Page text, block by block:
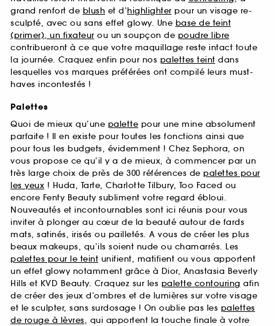
grand renfort de blush et d’highlighter pour un visage re-
sculpté, avec ou sans effet glowy. Une base de teint
(primer), un fixateur ou un soupçon de poudre libre
contribueront à ce que votre maquillage reste intact toute
la journée. Craquez enfin pour nos palettes teint dans
lesquelles vos marques préférées ont compilé leurs must-
haves incontestés !
Palettes
Quoi de mieux qu’une palette pour une mine absolument
parfaite ! Il en existe pour toutes les fonctions ainsi que
pour tous les budgets, évidemment ! Chez Sephora, on
vous propose ce qu’il y a de mieux, à commencer par un
très large choix de près de 300 références de palettes pour
les yeux ! Huda, Tarte, Charlotte Tilbury, Too Faced ou
encore Fenty Beauty subliment votre regard ébloui.
Nouveautés et incontournables sont ici réunis pour vous
inviter à plonger au cœur de la beauté autour de fards
mats, satinés, irisés ou pailletés. A vous de créer les plus
beaux makeups, qu’ils soient nude ou chamarrés. Les
palettes pour le teint unifient, matifient ou vous apportent
un effet glowy notamment grâce à Dior, Anastasia Beverly
Hills et KVD Beauty. Craquez sur les palette contouring afin
de créer des jeux d’ombres et de lumières sur votre visage
et le sculpter, sans surdosage ! On oublie pas les palettes
de rouge à lèvres, qui apportent la touche finale à votre